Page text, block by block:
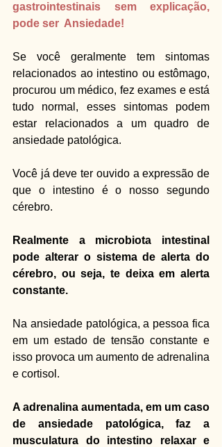
gastrointestinais sem explicação,
pode ser  Ansiedade!
Se você geralmente tem sintomas
relacionados ao intestino ou estômago,
procurou um médico, fez exames e está
tudo normal, esses sintomas podem
estar relacionados a um quadro de
ansiedade patológica.
Você já deve ter ouvido a expressão de
que o intestino é o nosso segundo
cérebro.
Realmente a microbiota intestinal
pode alterar o sistema de alerta do
cérebro, ou seja, te deixa em alerta
constante.
Na ansiedade patológica, a pessoa fica
em um estado de tensão constante e
isso provoca um aumento de adrenalina
e cortisol.
A adrenalina aumentada, em um caso
de ansiedade patológica, faz a
musculatura do intestino relaxar e